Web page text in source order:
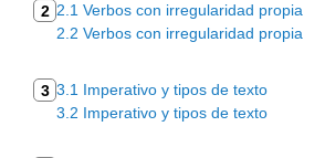
2 2.1 Verbos con irregularidad propia
2.2 Verbos con irregularidad propia
3 3.1 Imperativo y tipos de texto
3.2 Imperativo y tipos de texto